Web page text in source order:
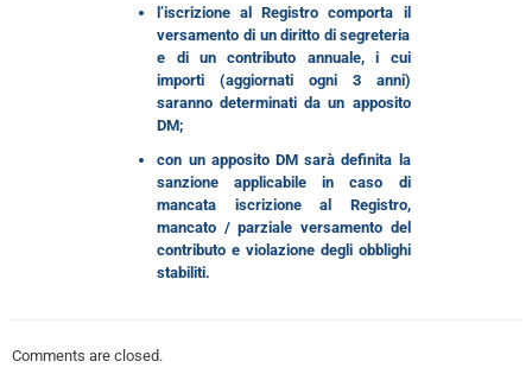
l’iscrizione al Registro comporta il
versamento di un diritto di segreteria
e di un contributo annuale, i cui
importi (aggiornati ogni 3 anni)
saranno determinati da un apposito
DM;
con un apposito DM sarà definita la
sanzione applicabile in caso di
mancata iscrizione al Registro,
mancato / parziale versamento del
contributo e violazione degli obblighi
stabiliti.
Comments are closed.